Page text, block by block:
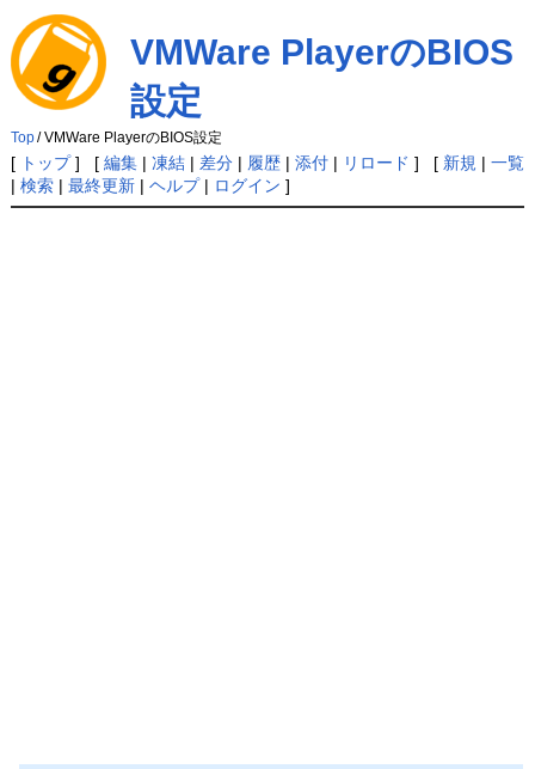
VMWare PlayerのBIOS
設定
Top/ VMWare PlayerのBIOS設定
[ トップ] [ 編集| 凍結| 差分| 履歴| 添付| リロード ] [ 新規 | 一覧
| 検索| 最終更新| ヘルプ| ログイン ]